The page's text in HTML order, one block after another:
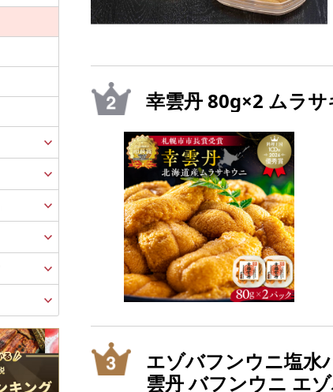
幸雲丹 80g×2 ムラ
エゾバフンウニ塩水
雲丹 バフンウニ エ